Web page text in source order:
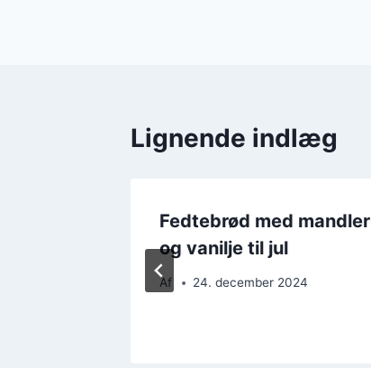
Lignende indlæg
Fedtebrød med mandler
og vanilje til jul
Af 24. december 2024